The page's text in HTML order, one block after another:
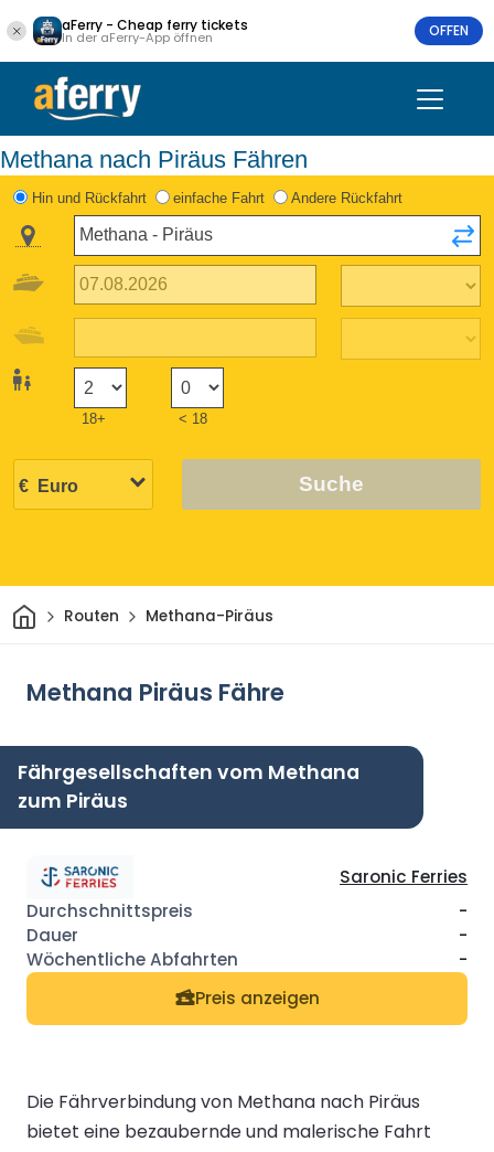
aFerry - Cheap ferry tickets
In der aFerry-App öffnen OFFEN
Methana nach Piräus Fähren
Hin und Rückfahrt einfache Fahrt Andere Rückfahrt
18+ < 18
Suche
HeimRouten Methana-Piräus
Methana Piräus Fähre
Fährgesellschaften vom Methana
zum Piräus
Saronic Ferries
-
-
-
Preis anzeigen
Die Fährverbindung von Methana nach Piräus
bietet eine bezaubernde und malerische Fahrt